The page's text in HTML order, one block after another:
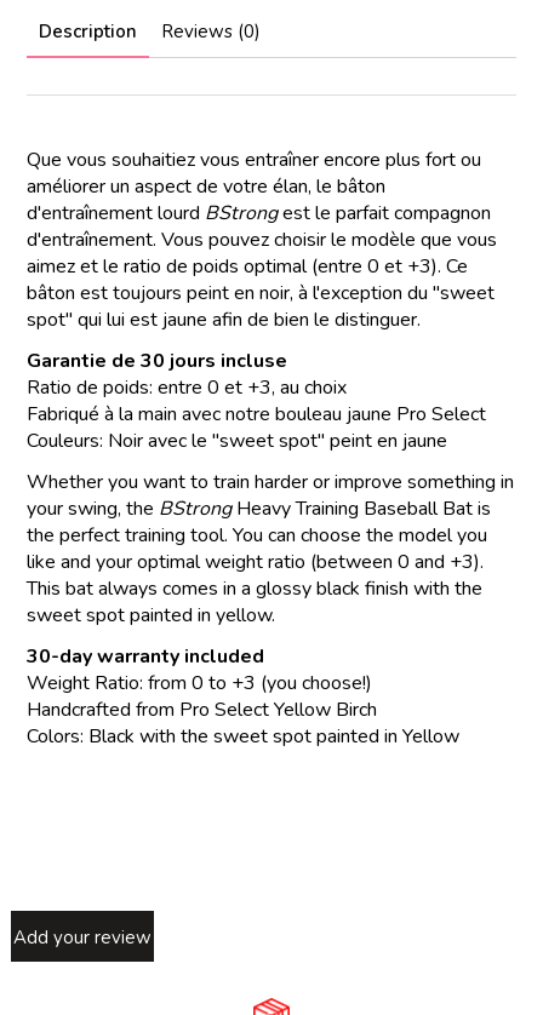
Description Reviews (0)
Que vous souhaitiez vous entraîner encore plus fort ou
améliorer un aspect de votre élan, le bâton
d'entraînement lourd BStrongest le parfait compagnon
d'entraînement. Vous pouvez choisir le modèle que vous
aimez et le ratio de poids optimal (entre 0 et +3). Ce
bâton est toujours peint en noir, à l'exception du "sweet
spot" qui lui est jaune afin de bien le distinguer.
Garantie de 30 jours incluse
Ratio de poids: entre 0 et +3, au choix
Fabriqué à la main avec notre bouleau jaune Pro Select
Couleurs: Noir avec le "sweet spot" peint en jaune
Whether you want to train harder or improve something in
your swing, the BStrongHeavy Training Baseball Bat is
the perfect training tool. You can choose the model you
like and your optimal weight ratio (between 0 and +3).
This bat always comes in a glossy black finish with the
sweet spot painted in yellow.
30-day warranty included
Weight Ratio: from 0 to +3 (you choose!)
Handcrafted from Pro Select Yellow Birch
Colors: Black with the sweet spot painted in Yellow
Add your review